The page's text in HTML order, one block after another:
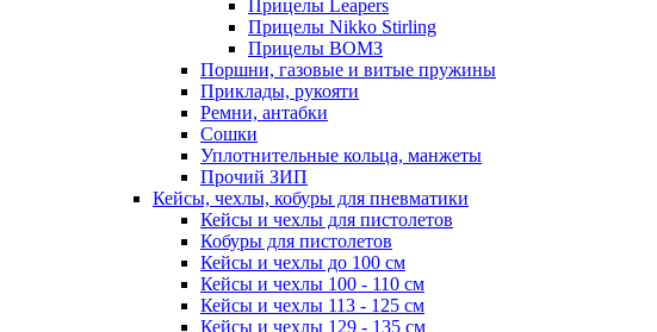
Прицелы Leapers
Прицелы Nikko Stirling
Прицелы ВОМЗ
Поршни, газовые и витые пружины
Приклады, рукояти
Ремни, антабки
Сошки
Уплотнительные кольца, манжеты
Прочий ЗИП
Кейсы, чехлы, кобуры для пневматики
Кейсы и чехлы для пистолетов
Кобуры для пистолетов
Кейсы и чехлы до 100 см
Кейсы и чехлы 100 - 110 см
Кейсы и чехлы 113 - 125 см
Кейсы и чехлы 129 - 135 см